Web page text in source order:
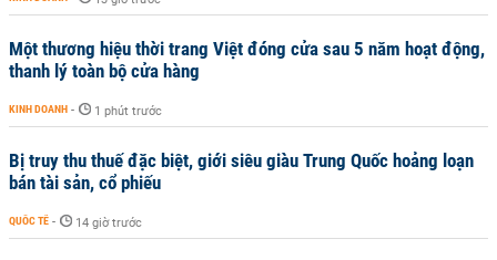
Một thương hiệu thời trang Việt đóng cửa sau 5 năm hoạt động,
thanh lý toàn bộ cửa hàng
KINH DOANH - 1 phút trước
Bị truy thu thuế đặc biệt, giới siêu giàu Trung Quốc hoảng loạn
bán tài sản, cổ phiếu
QUỐC TẾ - 14 giờ trước